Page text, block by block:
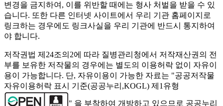
변경을 금지하여, 이를 위반할 때에는 형사 처벌을 받을 수 있
습니다. 또한 다른 인터넷 사이트에서 우리 기관 홈페이지로
링크하는 경우에도 링크사실을 우리 기관에 반드시 통지하여
야 합니다.
저작권법 제24조의2에 따라 질병관리청에서 저작재산권의 전
부를 보유한 저작물의 경우에는 별도의 이용허락 없이 자유이
용이 가능합니다. 단, 자유이용이 가능한 자료는 "공공저작물
자유이용허락 표시 기준(공공누리,KOGL) 제1유형
" 을 부착하여 개방하고 있으므로 공공누리